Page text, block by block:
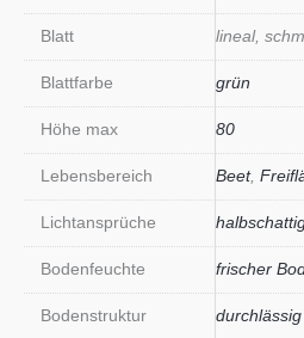
Blatt lineal,
Blattfarbe grün
Höhe max 80
Lebensbereich Beet,
Lichtansprüche
Bodenfeuchte frischer
Bodenstruktur durchlässig